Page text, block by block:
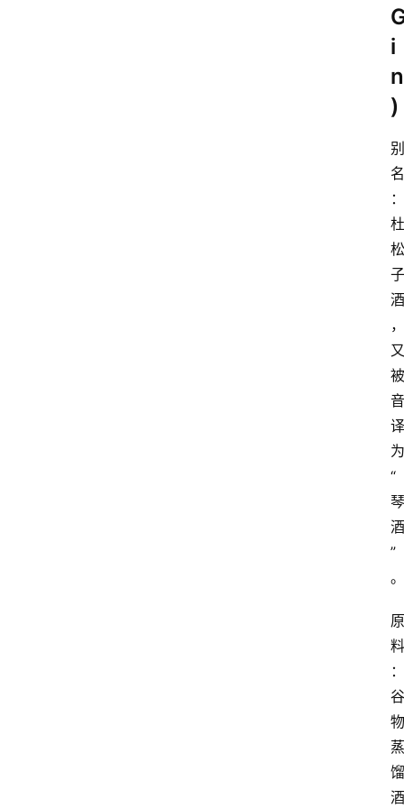
i
n
)
别
名
：
杜
松
子
酒
，
又
被
音
译
为
“
琴
酒
”
。
原
料
：
谷
物
蒸
馏
酒